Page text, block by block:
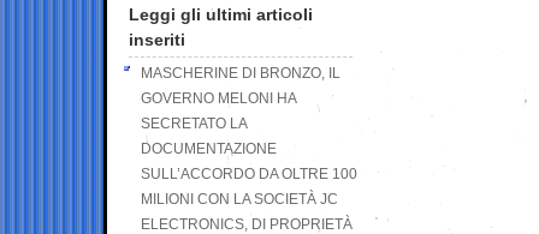
Leggi gli ultimi articoli
inseriti
MASCHERINE DI BRONZO, IL
GOVERNO MELONI HA
SECRETATO LA
DOCUMENTAZIONE
SULL’ACCORDO DA OLTRE 100
MILIONI CON LA SOCIETÀ JC
ELECTRONICS, DI PROPRIETÀ